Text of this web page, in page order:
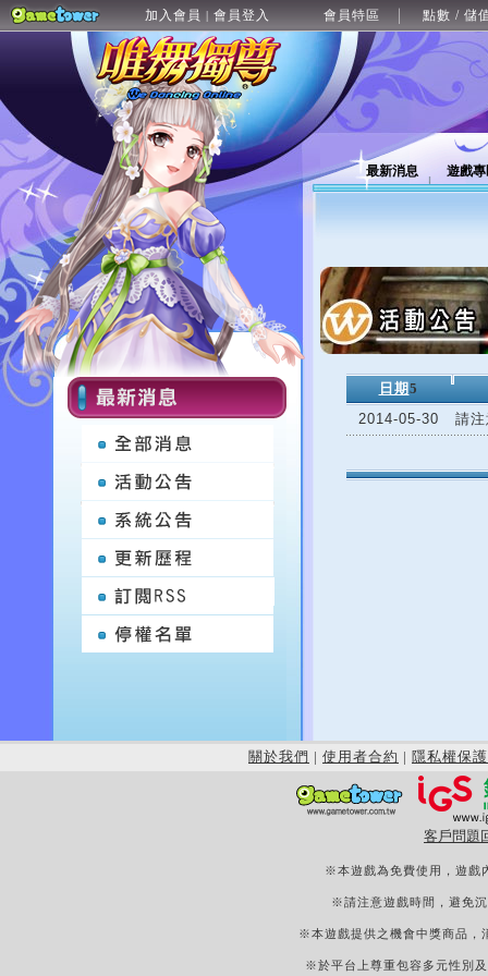
加入會員 | 會員登入 會員特區 點數 / 儲
最新消息 遊戲
日期 5
2014-05-30
請
關於我們 | 使用者合約 | 隱私權保護
客戶問題
※本遊戲為免費使用，遊戲
※請注意遊戲時間，避免
※本遊戲提供之機會中獎商品，
※於平台上尊重包容多元性別